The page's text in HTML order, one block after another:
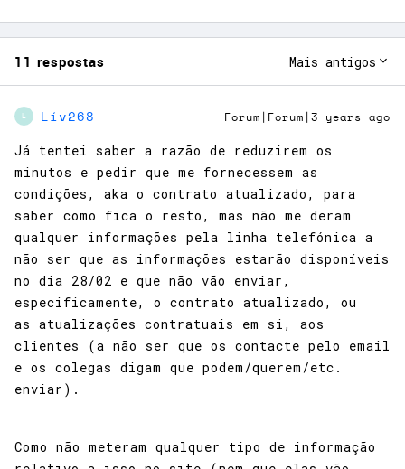
11 respostas Mais antigos
Lív268 Forum|Forum|3 years ago
Já tentei saber a razão de reduzirem os
minutos e pedir que me fornecessem as
condições, aka o contrato atualizado, para
saber como fica o resto, mas não me deram
qualquer informações pela linha telefónica a
não ser que as informações estarão disponíveis
no dia 28/02 e que não vão enviar,
especificamente, o contrato atualizado, ou
as atualizações contratuais em si, aos
clientes (a não ser que os contacte pelo email
e os colegas digam que podem/querem/etc.
enviar).
Como não meteram qualquer tipo de informação